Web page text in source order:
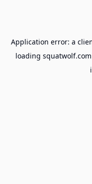
Application error: a
loading squatwolf.com